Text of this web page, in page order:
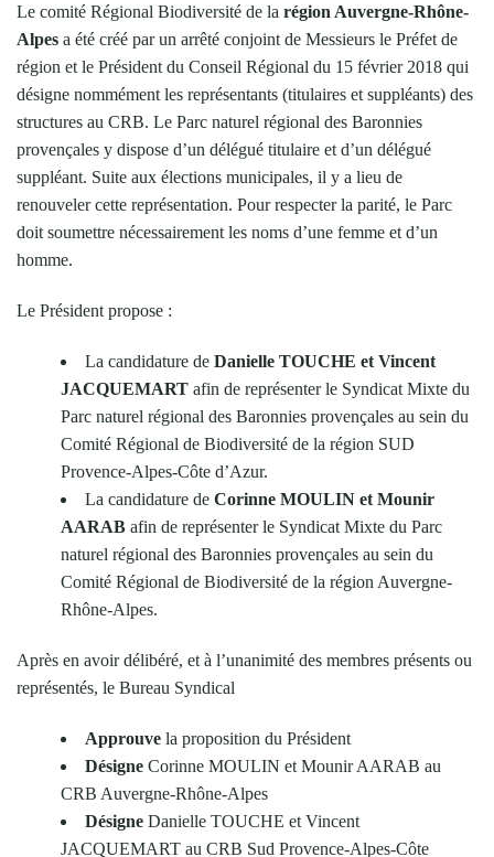
Le comité Régional Biodiversité de la région Auvergne-Rhône-
Alpes a été créé par un arrêté conjoint de Messieurs le Préfet de
région et le Président du Conseil Régional du 15 février 2018 qui
désigne nommément les représentants (titulaires et suppléants) des
structures au CRB. Le Parc naturel régional des Baronnies
provençales y dispose d’un délégué titulaire et d’un délégué
suppléant. Suite aux élections municipales, il y a lieu de
renouveler cette représentation. Pour respecter la parité, le Parc
doit soumettre nécessairement les noms d’une femme et d’un
homme.
Le Président propose :
La candidature de Danielle TOUCHE et Vincent
JACQUEMART afin de représenter le Syndicat Mixte du
Parc naturel régional des Baronnies provençales au sein du
Comité Régional de Biodiversité de la région SUD
Provence-Alpes-Côte d’Azur.
La candidature de Corinne MOULIN et Mounir
AARAB afin de représenter le Syndicat Mixte du Parc
naturel régional des Baronnies provençales au sein du
Comité Régional de Biodiversité de la région Auvergne-
Rhône-Alpes.
Après en avoir délibéré, et à l’unanimité des membres présents ou
représentés, le Bureau Syndical
Approuve la proposition du Président
Désigne Corinne MOULIN et Mounir AARAB au
CRB Auvergne-Rhône-Alpes
Désigne Danielle TOUCHE et Vincent
JACQUEMART au CRB Sud Provence-Alpes-Côte